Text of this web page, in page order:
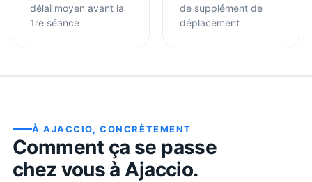
délai moyen avant la
1re séance
de supplément de
déplacement
ÀAJACCIO, CONCRÈTEMENT
Comment ça se passe
chez vous à Ajaccio.